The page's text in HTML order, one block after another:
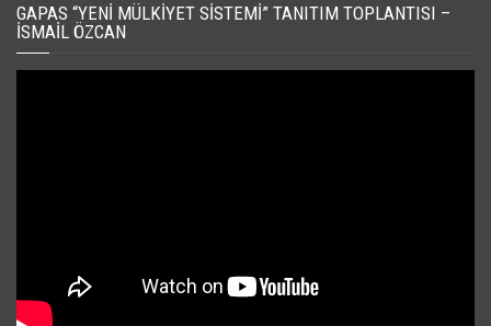
GAPAS “YENI MÜLKIYET SISTEMI” TANITIM TOPLANTISI –
İSMAIL ÖZCAN